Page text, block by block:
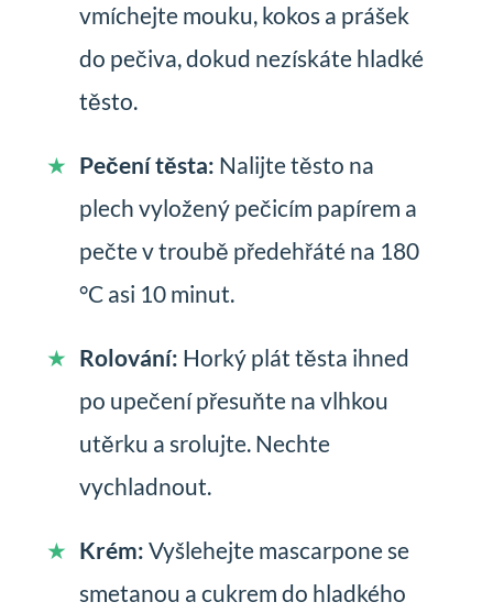
vmíchejte mouku, kokos a prášek
do pečiva, dokud nezískáte hladké
těsto.
Pečení těsta: Nalijte těsto na
plech vyložený pečicím papírem a
pečte v troubě předehřáté na 180
°C asi 10 minut.
Rolování: Horký plát těsta ihned
po upečení přesuňte na vlhkou
utěrku a srolujte. Nechte
vychladnout.
Krém:Vyšlehejte mascarpone se
smetanou a cukrem do hladkého